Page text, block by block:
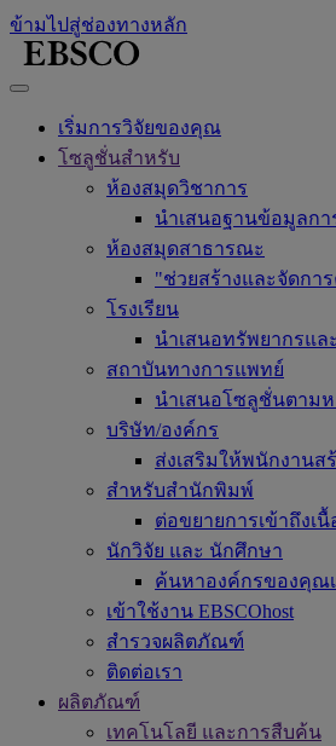
ข้ามไปสู่ช่องทางหลัก
เริ่มการวิจัยของคุณ
โซลูชั่นสำหรับ
ห้องสมุดวิชาการ
นำเสนอฐานข้อมูลก
ห้องสมุดสาธารณะ
"ช่วยสร้างและจัดกา
โรงเรียน
นำเสนอทรัพยากรแ
สถาบันทางการแพทย์
นำเสนอโซลูชั่นตาม
บริษัท/องค์กร
ส่งเสริมให้พนักงาน
สำหรับสำนักพิมพ์
ต่อขยายการเข้าถึง
นักวิจัย และ นักศึกษา
ค้นหาองค์กรของคุณ
เข้าใช้งาน EBSCOhost
สำรวจผลิตภัณฑ์
ติดต่อเรา
ผลิตภัณฑ์
เทคโนโลยี และการสืบค้น